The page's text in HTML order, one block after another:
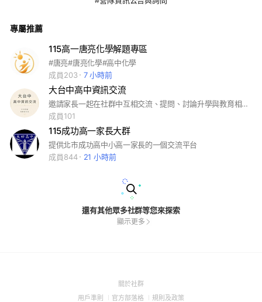
專屬推薦
115高一唐亮化學解題專區
#唐亮#唐亮化學#高中化學
成員203
7 小時前
大台中高中資訊交流
邀請家長一起在社群中互相交流、提問、討論升學與教育相關議題
成員101
115成功高一家長大群
提供北市成功高中小高一家長的一個交流平台
成員844
21 小時前
還有其他眾多社群等您來探索
顯示更多
關於社群(Open
用戶準則 (Open
官方部落格 (Open
規則及政策(Open